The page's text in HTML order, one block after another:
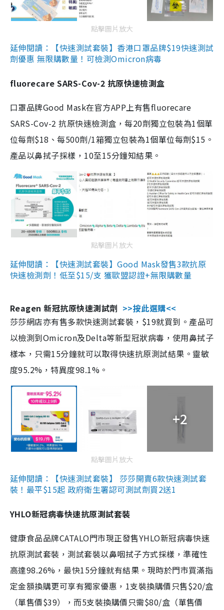
點擊圖片放大
延伸閱讀：【快速測試套裝】香港口罩品牌$19快速測試
劑優惠 無限購數量！可檢測Omicron病毒
fluorecare SARS-Cov-2 抗原快速檢測盒
口罩品牌Good Mask在官方APP上有售fluorecare
SARS-Cov-2 抗原快速檢測盒，每20劑獨立包裝為1個單
位每劑$18、每500劑/1箱獨立包裝為1個單位每劑$15。
產品以鼻拭子採樣，10至15分鐘知結果。
點擊圖片放大
延伸閱讀：【快速測試套裝】Good Mask發售3款抗原
快速檢測劑！低至$15/支 獲歐盟認證+無限購數量
Reagen 新冠抗原快速測試劑 >>按此選購<<
莎莎網店亦有售多款快速測試套裝，$19就買到。產品可
以檢測到Omicron及Delta等新型冠狀病毒，使用鼻拭子
樣本，只需15分鐘就可以取得快速抗原測試結果。靈敏
度95.2%，特異度98.1%。
+2
點擊圖片放大
延伸閱讀：【快速測試套裝】 莎莎開賣6款快速測試套
裝！最平$15起 政府衛生署認可測試劑買2送1
YHLO新冠病毒快速抗原測試套裝
健康食品品牌CATALO門市現正發售YHLO新冠病毒快速
抗原測試套裝，測試套裝以鼻咽拭子方式採樣，準確性
高達98.26%，最快15分鐘就有結果。現時於門市買滿指
定金額換購更可享有獨家優惠，1支裝換購價只售$20/盒
（單售價$39），而5支裝換購價只需$80/盒（單售價